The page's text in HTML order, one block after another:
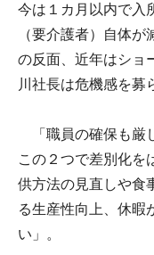
今は１カ月以内で入
（要介護者）自体
の反面、近年はショ
川社長は危機感を募
「職員の確保も厳
この２つで差別化を
供方法の見直しや食
る生産性向上、休暇
い」。